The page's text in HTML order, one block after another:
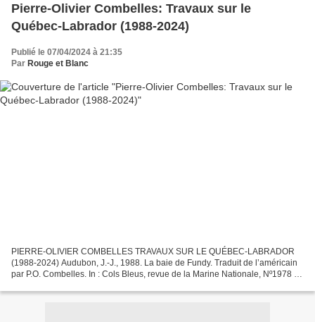
Pierre-Olivier Combelles: Travaux sur le
Québec-Labrador (1988-2024)
Publié le 07/04/2024 à 21:35
Par Rouge et Blanc
PIERRE-OLIVIER COMBELLES TRAVAUX SUR LE QUÉBEC-LABRADOR
(1988-2024) Audubon, J.-J., 1988. La baie de Fundy. Traduit de l’américain
par P.O. Combelles. In : Cols Bleus, revue de la Marine Nationale, Nº1978 du